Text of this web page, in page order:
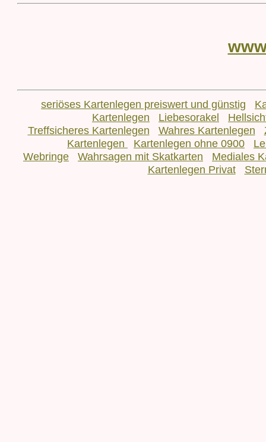
seriöses Kartenlegen preiswert und günstig
Kartenlegen
Liebesorakel
Treffsicheres Kartenlegen
Wahres Kartenlegen
Kartenlegen
Kartenlegen ohne 0900
Webringe
Wahrsagen mit Skatkarten
Mediales
Kartenlegen Privat